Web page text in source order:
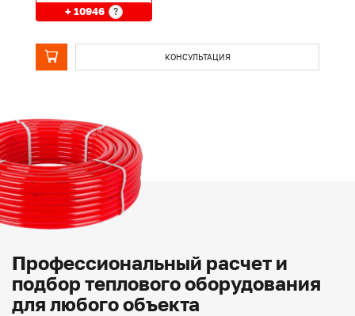
+ 10946 ?
КОНСУЛЬТАЦИЯ
Профессиональный расчет и
подбор теплового оборудования
для любого объекта